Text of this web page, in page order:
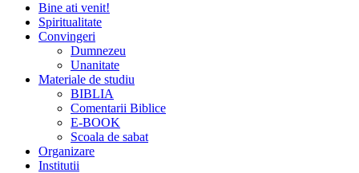
Bine ati venit!
Spiritualitate
Convingeri
Dumnezeu
Unanitate
Materiale de studiu
BIBLIA
Comentarii Biblice
E-BOOK
Scoala de sabat
Organizare
Institutii